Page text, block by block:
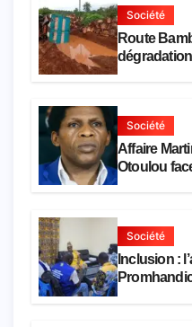
Société
Route
Société
Affaire
Otoulou
Société
Inclusion :